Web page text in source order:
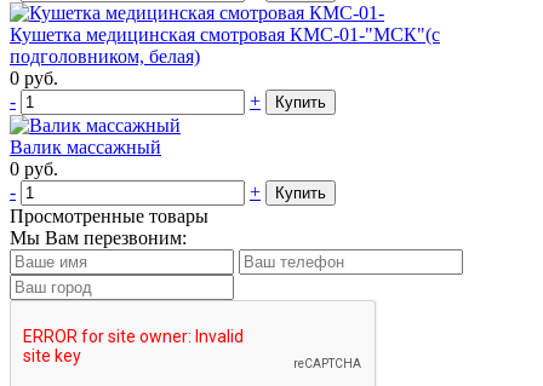
Кушетка медицинская смотровая КМС-01-"МСК"(с
подголовником, белая)
0 руб.
-
+ Купить
Валик массажный
0 руб.
-
+ Купить
Просмотренные товары
Мы Вам перезвоним: